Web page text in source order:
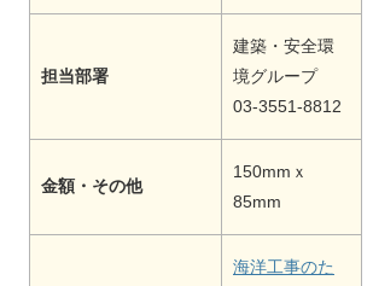
担当部署
建築・安全環
境グループ
03-3551-8812
金額・その他
150mmｘ
85mm
海洋工事のた